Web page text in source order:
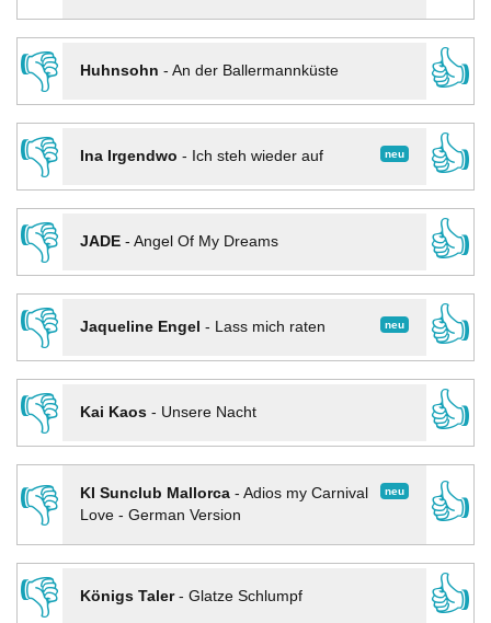
👎
Huhnsohn - An der Ballermannküste
👍
👎
neu
Ina Irgendwo - Ich steh wieder auf
👍
👎
JADE- Angel Of My Dreams
👍
👎
neu
Jaqueline Engel - Lass mich raten
👍
👎
Kai Kaos- Unsere Nacht
👍
👎
neu
KI Sunclub Mallorca- Adios my Carnival
Love - German Version
👍
👎
Königs Taler- Glatze Schlumpf
👍